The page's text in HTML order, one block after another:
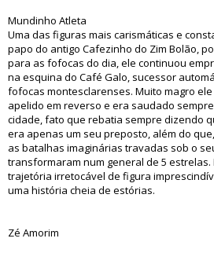
Mundinho Atleta
Uma das figuras mais carismáticas e
papo do antigo Cafezinho do Zim Bolão,
para as fofocas do dia, ele continuou
na esquina do Café Galo, sucessor
fofocas montesclarenses. Muito magro
apelido em reverso e era saudado
cidade, fato que rebatia sempre dizendo
era apenas um seu preposto, além do
as batalhas imaginárias travadas sob o
transformaram num general de 5
trajetória irretocável de figura
uma história cheia de estórias.
Zé Amorim